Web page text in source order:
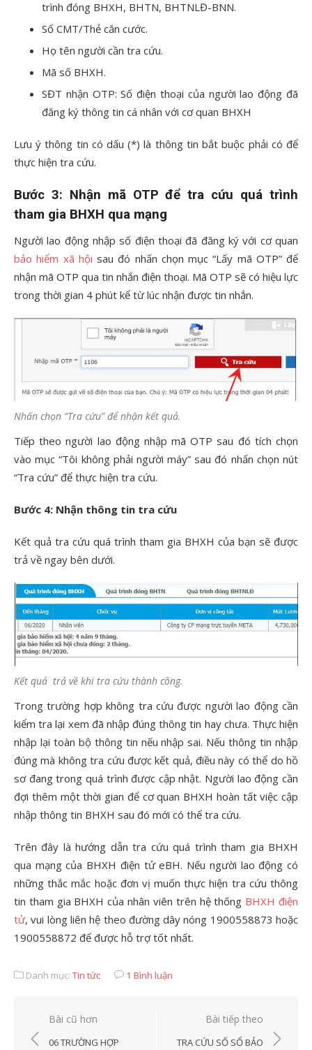
trình đóng BHXH, BHTN, BHTNLĐ-BNN.
Số CMT/Thẻ căn cước.
Họ tên người cần tra cứu.
Mã số BHXH.
SĐT nhận OTP: Số điện thoại của người lao động đã
đăng ký thông tin cá nhân với cơ quan BHXH
Lưu ý thông tin có dấu (*) là thông tin bắt buộc phải có để
thực hiện tra cứu.
Bước 3: Nhận mã OTPđể tra cứu quá trình
tham gia BHXH qua mạng
Người lao động nhập số điện thoại đã đăng ký với cơ quan
bảo hiểm xã hội sau đó nhấn chọn mục “Lấy mã OTP” để
nhận mã OTP qua tin nhắn điện thoại. Mã OTP sẽ có hiệu lực
trong thời gian 4 phút kể từ lúc nhận được tin nhắn.
Nhấn chọn “Tra cứu” để nhận kết quả.
Tiếp theo người lao động nhập mã OTP sau đó tích chọn
vào mục “Tôi không phải người máy” sau đó nhấn chọn nút
“Tra cứu” để thực hiện tra cứu.
Bước 4: Nhận thông tin tra cứu
Kết quả tra cứu quá trình tham gia BHXH của bạn sẽ được
trả về ngay bên dưới.
Kết quả trả về khi tra cứu thành công.
Trong trường hợp không tra cứu được người lao động cần
kiểm tra lại xem đã nhập đúng thông tin hay chưa. Thực hiện
nhập lại toàn bộ thông tin nếu nhập sai. Nếu thông tin nhập
đúng mà không tra cứu được kết quả, điều này có thể do hồ
sơ đang trong quá trình được cập nhật. Người lao động cần
đợi thêm một thời gian để cơ quan BHXH hoàn tất việc cập
nhập thông tin BHXH sau đó mới có thể tra cứu.
Trên đây là hướng dẫn tra cứu quá trình tham gia BHXH
qua mạng của BHXH điện tử eBH. Nếu người lao động có
những thắc mắc hoặc đơn vị muốn thực hiện tra cứu thông
tin tham gia BHXH của nhân viên trên hệ thống BHXH điện
tử, vui lòng liên hệ theo đường dây nóng 1900558873 hoặc
1900558872 để được hỗ trợ tốt nhất.
Danh mục: Tin tức 1 Bình luận
Điều
hướng
Bài cũ hơn
06 TRƯỜNG HỢP
Bài tiếp theo
TRA CỨU SỐ SỔ BẢO